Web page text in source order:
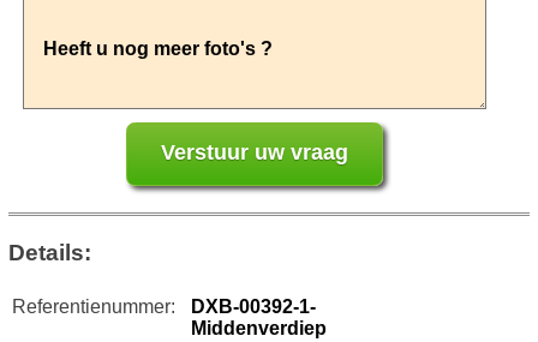
Details:
Referentienummer:
DXB-00392-1-
Middenverdiep